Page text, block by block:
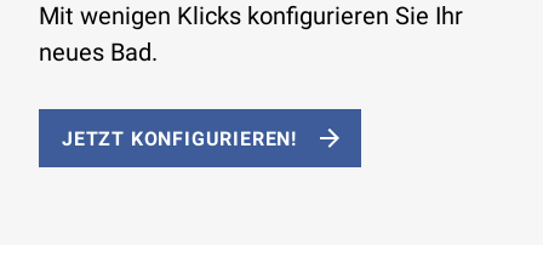
Mit wenigen Klicks konfigurieren Sie Ihr
neues Bad.
JETZT KONFIGURIEREN!